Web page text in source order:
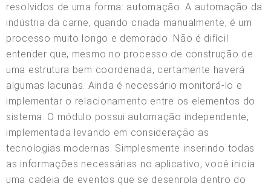
resolvidos de uma forma: automação. A automação da
indústria da carne, quando criada manualmente, é um
processo muito longo e demorado. Não é difícil
entender que, mesmo no processo de construção de
uma estrutura bem coordenada, certamente haverá
algumas lacunas. Ainda é necessário monitorá-lo e
implementar o relacionamento entre os elementos do
sistema. O módulo possui automação independente,
implementada levando em consideração as
tecnologias modernas. Simplesmente inserindo todas
as informações necessárias no aplicativo, você inicia
uma cadeia de eventos que se desenrola dentro do